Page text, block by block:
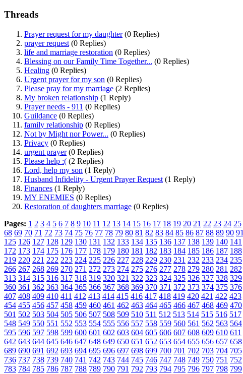
Threads
Prayer request for my daughter(0 Replies)
prayer request (0 Replies)
life and marriage restoration (0 Replies)
Blessing on our Family Time Together... (0 Replies)
Healing (0 Replies)
Urgent prayer for my son (0 Replies)
Please pray for my marriage (2 Replies)
My broken relationship (1 Reply)
Prayer needs - 911 (0 Replies)
Guildance (0 Replies)
family relationship (0 Replies)
Not by Might nor Power... (0 Replies)
Privacy (0 Replies)
urgent prayer(0 Replies)
Please help :( (2 Replies)
Lord, help my son (1 Reply)
Husband Infidelity - Urgent Prayer Request (1 Reply)
Finances (1 Reply)
MY ENEMIES (0 Replies)
Restoration of daughters marriage (0 Replies)
Pages: 1 2 3 4 5 6 7 8 9 10 11 12 13 14 15 16 17 18 19 20 21 22 23 24 25
68 69 70 71 72 73 74 75 76 77 78 79 80 81 82 83 84 85 86 87 88 89 90 91
125 126 127 128 129 130 131 132 133 134 135 136 137 138 139 140 141
172 173 174 175 176 177 178 179 180 181 182 183 184 185 186 187 188
219 220 221 222 223 224 225 226 227 228 229 230 231 232 233 234 235
266 267 268 269 270 271 272 273 274 275 276 277 278 279 280 281 282
313 314 315 316 317 318 319 320 321 322 323 324 325 326 327 328 329
360 361 362 363 364 365 366 367 368 369 370 371 372 373 374 375 376
407 408 409 410 411 412 413 414 415 416 417 418 419 420 421 422 423
454 455 456 457 458 459 460 461 462 463 464 465 466 467 468 469 470
501 502 503 504 505 506 507 508 509 510 511 512 513 514 515 516 517
548 549 550 551 552 553 554 555 556 557 558 559 560 561 562 563 564
595 596 597 598 599 600 601 602 603 604 605 606 607 608 609 610 611
642 643 644 645 646 647 648 649 650 651 652 653 654 655 656 657 658
689 690 691 692 693 694 695 696 697 698 699 700 701 702 703 704 705
736 737 738 739 740 741 742 743 744 745 746 747 748 749 750 751 752
783 784 785 786 787 788 789 790 791 792 793 794 795 796 797 798 799